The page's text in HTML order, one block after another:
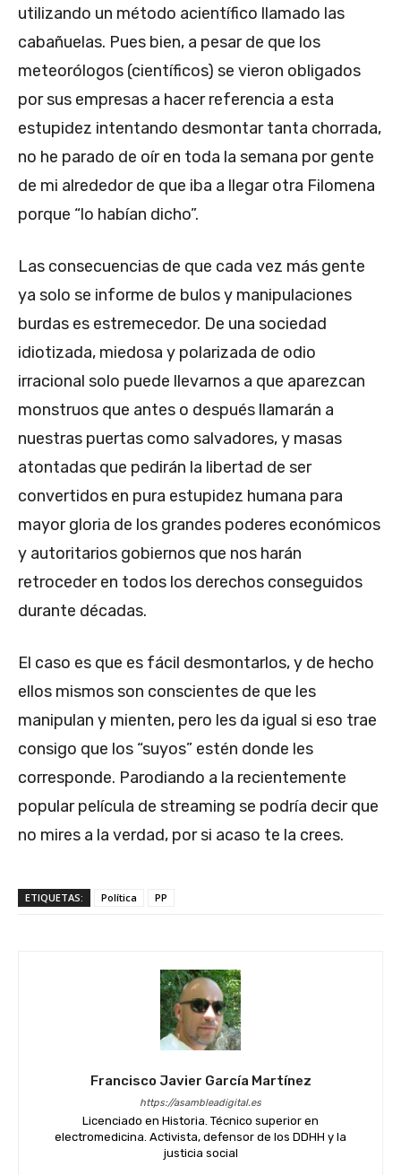
utilizando un método acientífico llamado las
cabañuelas. Pues bien, a pesar de que los
meteorólogos (científicos) se vieron obligados
por sus empresas a hacer referencia a esta
estupidez intentando desmontar tanta chorrada,
no he parado de oír en toda la semana por gente
de mi alrededor de que iba a llegar otra Filomena
porque “lo habían dicho”.
Las consecuencias de que cada vez más gente
ya solo se informe de bulos y manipulaciones
burdas es estremecedor. De una sociedad
idiotizada, miedosa y polarizada de odio
irracional solo puede llevarnos a que aparezcan
monstruos que antes o después llamarán a
nuestras puertas como salvadores, y masas
atontadas que pedirán la libertad de ser
convertidos en pura estupidez humana para
mayor gloria de los grandes poderes económicos
y autoritarios gobiernos que nos harán
retroceder en todos los derechos conseguidos
durante décadas.
El caso es que es fácil desmontarlos, y de hecho
ellos mismos son conscientes de que les
manipulan y mienten, pero les da igual si eso trae
consigo que los “suyos” estén donde les
corresponde. Parodiando a la recientemente
popular película de streaming se podría decir que
no mires a la verdad, por si acaso te la crees.
ETIQUETAS: Política PP
Francisco Javier García Martínez
https://asambleadigital.es
Licenciado en Historia. Técnico superior en
electromedicina. Activista, defensor de los DDHH y la
justicia social